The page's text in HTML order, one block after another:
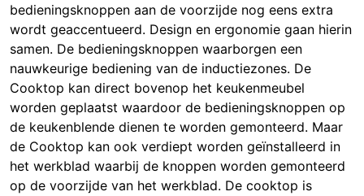
bedieningsknoppen aan de voorzijde nog eens extra
wordt geaccentueerd. Design en ergonomie gaan hierin
samen. De bedieningsknoppen waarborgen een
nauwkeurige bediening van de inductiezones. De
Cooktop kan direct bovenop het keukenmeubel
worden geplaatst waardoor de bedieningsknoppen op
de keukenblende dienen te worden gemonteerd. Maar
de Cooktop kan ook verdiept worden geïnstalleerd in
het werkblad waarbij de knoppen worden gemonteerd
op de voorzijde van het werkblad. De cooktop is